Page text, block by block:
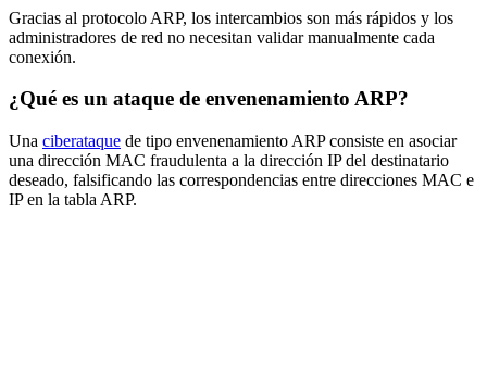
Gracias al protocolo ARP, los intercambios son más rápidos y los
administradores de red no necesitan validar manualmente cada
conexión.
¿Qué es un ataque de envenenamiento ARP?
Una ciberataque de tipo envenenamiento ARP consiste en asociar
una dirección MAC fraudulenta a la dirección IP del destinatario
deseado, falsificando las correspondencias entre direcciones MAC e
IP en la tabla ARP.